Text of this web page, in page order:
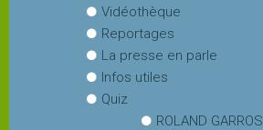
Vidéothèque
Reportages
La presse en parle
Infos utiles
Quiz
ROLAND GARROS